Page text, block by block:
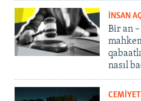
İNSAN
Bir an –
nasıl
CEMİYET